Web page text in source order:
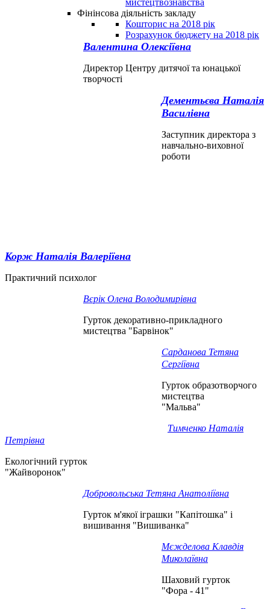
мистецтвознавства
Фінінсова діяльність закладу
Кошторис на 2018 рік
Розрахунок бюджету на 2018 рік
Валентина Олексіївна
Директор Центру дитячої та юнацької
творчості
Дементьєва Наталія
Василівна
Заступник директора з
навчально-виховної
роботи
Корж Наталія Валеріївна
Практичний психолог
Вєрік Олена Володимирівна
Гурток декоративно-прикладного
мистецтва "Барвінок"
Сарданова Тетяна
Сергіївна
Гурток образотворчого
мистецтва
"Мальва"
Тимченко Наталія
Петрівна
Екологічний гурток
"Жайворонок"
Добровольська Тетяна Анатоліївна
Гурток м'якої іграшки "Капітошка" і
вишивання "Вишиванка"
Мєжделова Клавдія
Миколаївна
Шаховий гурток
"Фора - 41"